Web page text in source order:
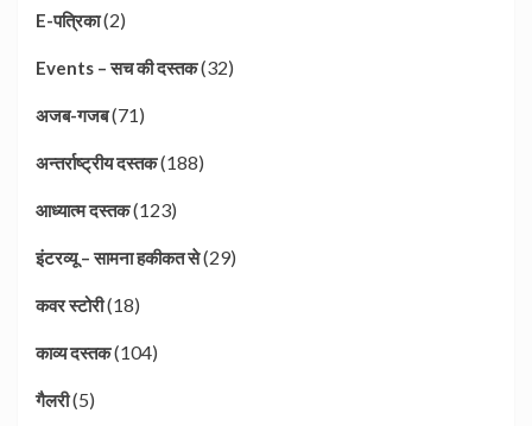
E-पत्रिका(2)
Events – सच की दस्तक(32)
अजब-गजब(71)
अन्तर्राष्ट्रीय दस्तक(188)
आध्यात्म दस्तक(123)
इंटरव्यू – सामना हकीकत से(29)
कवर स्टोरी(18)
काव्य दस्तक(104)
गैलरी(5)